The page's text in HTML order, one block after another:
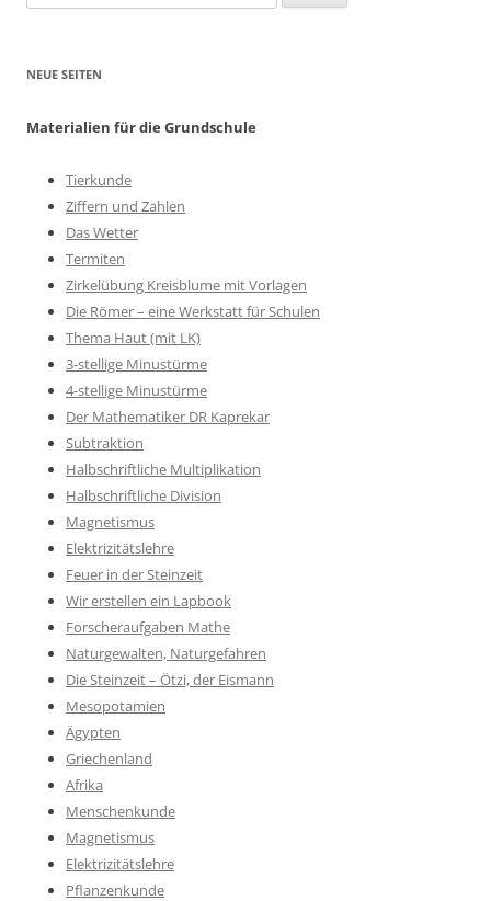
nach:
NEUE SEITEN
Materialien für die Grundschule
Tierkunde
Ziffern und Zahlen
Das Wetter
Termiten
Zirkelübung Kreisblume mit Vorlagen
Die Römer – eine Werkstatt für Schulen
Thema Haut (mit LK)
3-stellige Minustürme
4-stellige Minustürme
Der Mathematiker DR Kaprekar
Subtraktion
Halbschriftliche Multiplikation
Halbschriftliche Division
Magnetismus
Elektrizitätslehre
Feuer in der Steinzeit
Wir erstellen ein Lapbook
Forscheraufgaben Mathe
Naturgewalten, Naturgefahren
Die Steinzeit – Ötzi, der Eismann
Mesopotamien
Ägypten
Griechenland
Afrika
Menschenkunde
Magnetismus
Elektrizitätslehre
Pflanzenkunde